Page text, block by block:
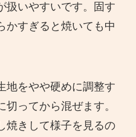
扱いやすいです。固す
かすぎると焼いても中
地をやや硬めに調整す
ってから混ぜます。
焼きして様子を見るの